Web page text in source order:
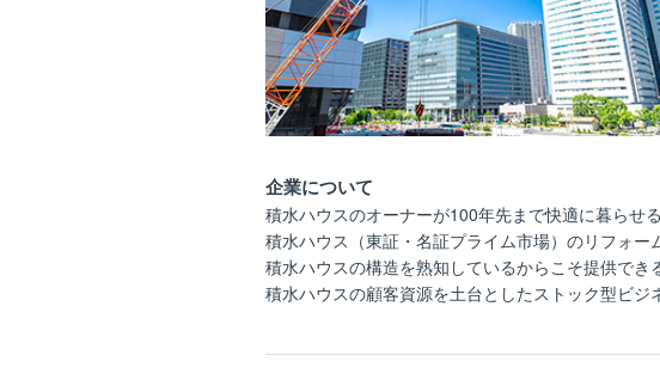
企業について
積水ハウスのオーナーが100年先まで快適に暮らせ
積水ハウス（東証・名証プライム市場）のリフォー
積水ハウスの構造を熟知しているからこそ提供で
積水ハウスの顧客資源を土台としたストック型ビジ